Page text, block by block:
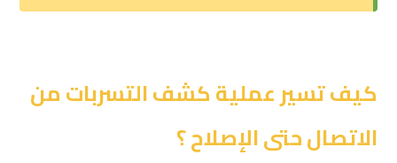
كيف تسير عملية كشف التسربات من
الاتصال حتى الإصلاح ؟